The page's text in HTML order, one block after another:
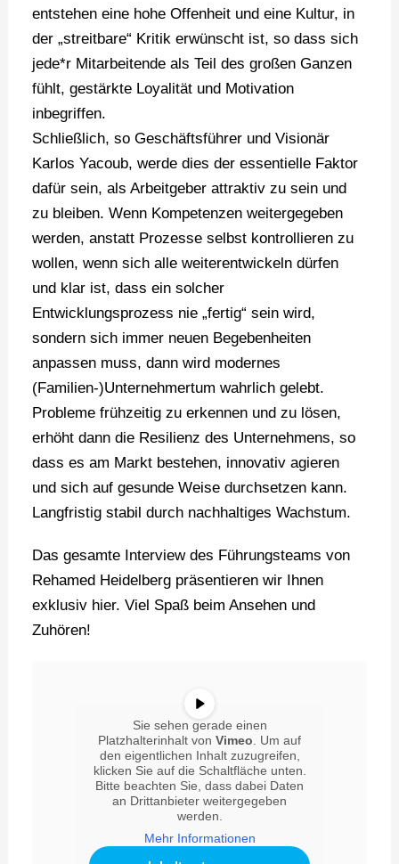
entstehen eine hohe Offenheit und eine Kultur, in
der „streitbare“ Kritik erwünscht ist, so dass sich
jede*r Mitarbeitende als Teil des großen Ganzen
fühlt, gestärkte Loyalität und Motivation
inbegriffen.
Schließlich, so Geschäftsführer und Visionär
Karlos Yacoub, werde dies der essentielle Faktor
dafür sein, als Arbeitgeber attraktiv zu sein und
zu bleiben. Wenn Kompetenzen weitergegeben
werden, anstatt Prozesse selbst kontrollieren zu
wollen, wenn sich alle weiterentwickeln dürfen
und klar ist, dass ein solcher
Entwicklungsprozess nie „fertig“ sein wird,
sondern sich immer neuen Begebenheiten
anpassen muss, dann wird modernes
(Familien-)Unternehmertum wahrlich gelebt.
Probleme frühzeitig zu erkennen und zu lösen,
erhöht dann die Resilienz des Unternehmens, so
dass es am Markt bestehen, innovativ agieren
und sich auf gesunde Weise durchsetzen kann.
Langfristig stabil durch nachhaltiges Wachstum.
Das gesamte Interview des Führungsteams von
Rehamed Heidelberg präsentieren wir Ihnen
exklusiv hier. Viel Spaß beim Ansehen und
Zuhören!
Sie sehen gerade einen
Platzhalterinhalt von Vimeo . Um auf
den eigentlichen Inhalt zuzugreifen,
klicken Sie auf die Schaltfläche unten.
Bitte beachten Sie, dass dabei Daten
an Drittanbieter weitergegeben
werden.
Mehr Informationen